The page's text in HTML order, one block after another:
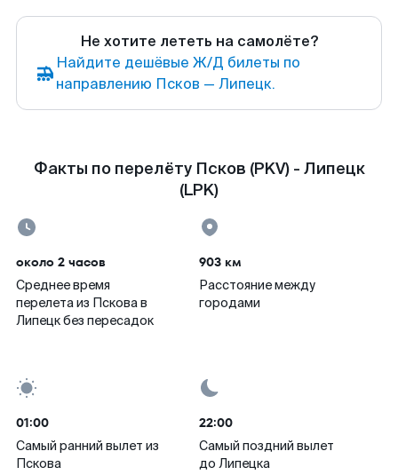
Не хотите лететь на самолёте?
Найдите дешёвые Ж/Д билеты по
направлению Псков — Липецк.
Факты по перелёту Псков (PKV) - Липецк
(LPK)
около 2 часов
Среднее время
перелета из Пскова в
Липецк без пересадок
903 км
Расстояние между
городами
01:00
Самый ранний вылет из
Пскова
22:00
Самый поздний вылет
до Липецка